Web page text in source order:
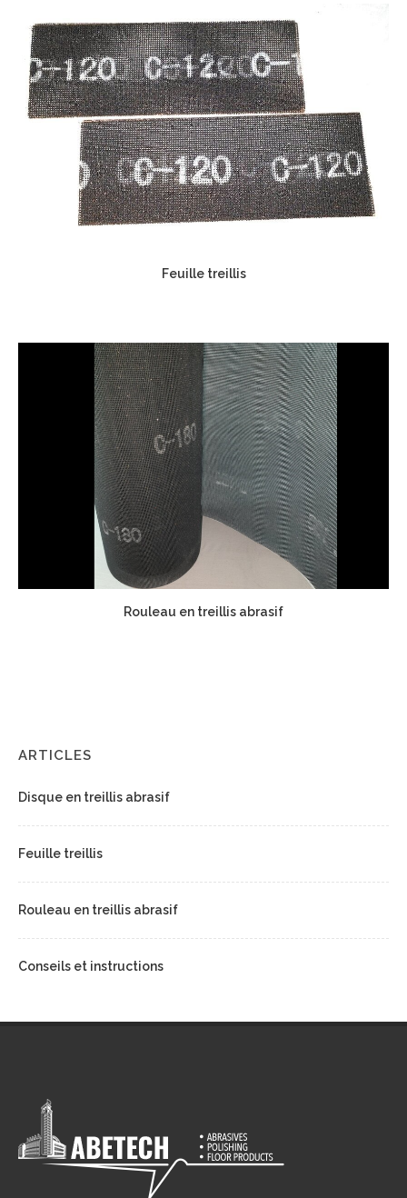
Feuille treillis
Rouleau en treillis abrasif
ARTICLES
Disque en treillis abrasif
Feuille treillis
Rouleau en treillis abrasif
Conseils et instructions